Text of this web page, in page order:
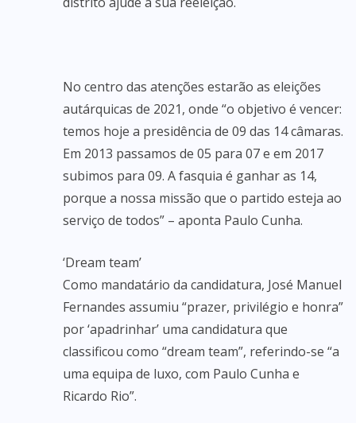
No centro das atenções estarão as eleições
autárquicas de 2021, onde “o objetivo é vencer:
temos hoje a presidência de 09 das 14 câmaras.
Em 2013 passamos de 05 para 07 e em 2017
subimos para 09. A fasquia é ganhar as 14,
porque a nossa missão que o partido esteja ao
serviço de todos” – aponta Paulo Cunha.
‘Dream team’
Como mandatário da candidatura, José Manuel
Fernandes assumiu “prazer, privilégio e honra”
por ‘apadrinhar’ uma candidatura que
classificou como “dream team”, referindo-se “a
uma equipa de luxo, com Paulo Cunha e
Ricardo Rio”.